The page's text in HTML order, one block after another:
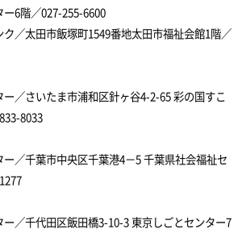
6階／027-255-6600
／太田市飯塚町1549番地太田市福祉会館1階／
／さいたま市浦和区針ヶ谷4-2-65 彩の国すこ
8033
／千葉市中央区千葉港4－5 千葉県社会福祉セ
／千代田区飯田橋3-10-3 東京しごとセンター7